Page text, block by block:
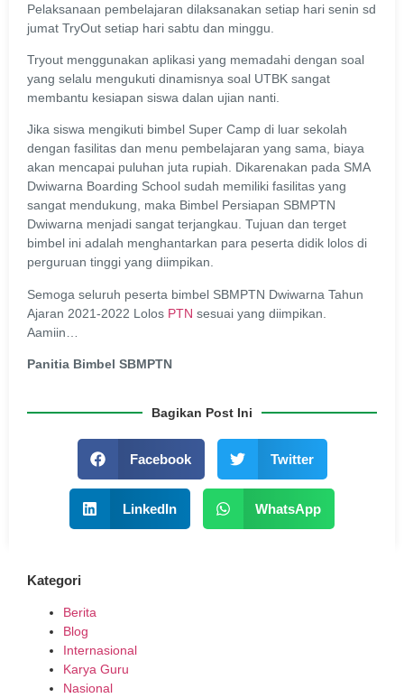
Pelaksanaan pembelajaran dilaksanakan setiap hari senin sd
jumat TryOut setiap hari sabtu dan minggu.
Tryout menggunakan aplikasi yang memadahi dengan soal
yang selalu mengukuti dinamisnya soal UTBK sangat
membantu kesiapan siswa dalan ujian nanti.
Jika siswa mengikuti bimbel Super Camp di luar sekolah
dengan fasilitas dan menu pembelajaran yang sama, biaya
akan mencapai puluhan juta rupiah. Dikarenakan pada SMA
Dwiwarna Boarding School sudah memiliki fasilitas yang
sangat mendukung, maka Bimbel Persiapan SBMPTN
Dwiwarna menjadi sangat terjangkau. Tujuan dan terget
bimbel ini adalah menghantarkan para peserta didik lolos di
perguruan tinggi yang diimpikan.
Semoga seluruh peserta bimbel SBMPTN Dwiwarna Tahun
Ajaran 2021-2022 Lolos PTN sesuai yang diimpikan.
Aamiin…
Panitia Bimbel SBMPTN
Bagikan Post Ini
Facebook Twitter
LinkedIn WhatsApp
Kategori
Berita
Blog
Internasional
Karya Guru
Nasional